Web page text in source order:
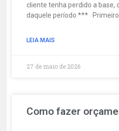
cliente tenha perdido a base,
daquele período *** Primeiro
LEIA MAIS
27 de maio de 2026
Como fazer